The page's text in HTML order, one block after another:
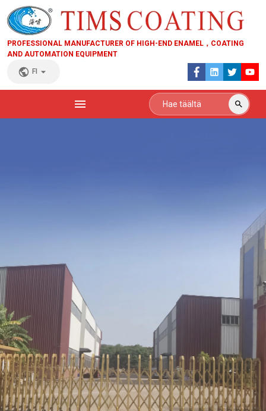
PROFESSIONAL MANUFACTURER OF HIGH-END ENAMEL，COATING
AND AUTOMATION EQUIPMENT
FI